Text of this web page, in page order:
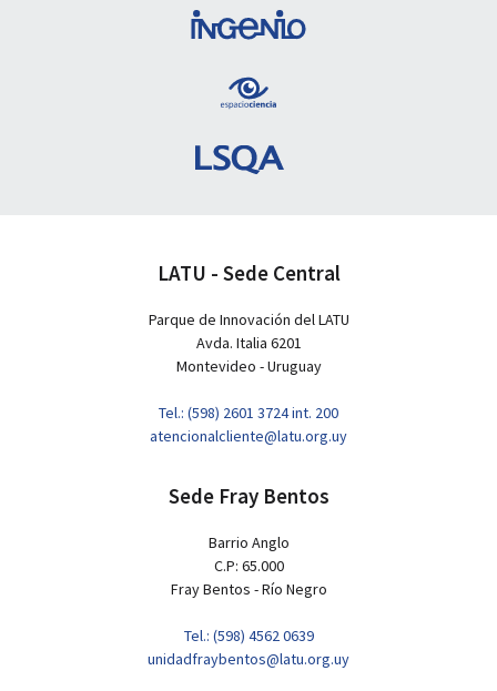
LATU - Sede Central
Parque de Innovación del LATU
Avda. Italia 6201
Montevideo - Uruguay
Tel.: (598) 2601 3724 int. 200
atencionalcliente@latu.org.uy
Sede Fray Bentos
Barrio Anglo
C.P: 65.000
Fray Bentos - Río Negro
Tel.: (598) 4562 0639
unidadfraybentos@latu.org.uy